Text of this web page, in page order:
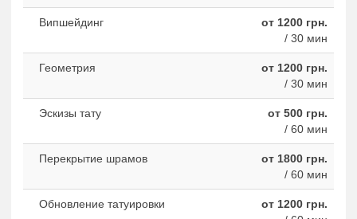
Випшейдинг
от 1200 грн.
/ 30 мин
Геометрия
от 1200 грн.
/ 30 мин
Эскизы тату
от 500 грн.
/ 60 мин
Перекрытие шрамов
от 1800 грн.
/ 60 мин
Обновление татуировки
от 1200 грн.